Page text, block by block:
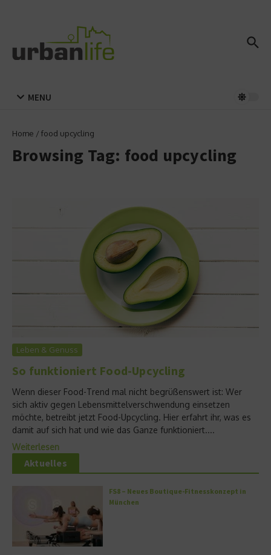
MENU
Home / food upcycling
Browsing Tag: food upcycling
Leben & Genuss
So funktioniert Food-Upcycling
Wenn dieser Food-Trend mal nicht begrüßenswert ist: Wer
sich aktiv gegen Lebensmittelverschwendung einsetzen
möchte, betreibt jetzt Food-Upcycling. Hier erfahrt ihr, was es
damit auf sich hat und wie das Ganze funktioniert....
Weiterlesen
Aktuelles
FS8 – Neues Boutique-Fitnesskonzept in
München